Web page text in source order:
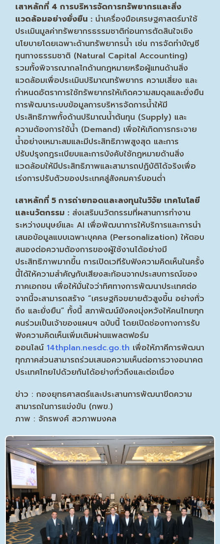
เสาหลักที่ 4 การบริหารจัดการทรัพยากรและสิ่ง
แวดล้อมอย่างยั่งยืน : นำเครื่องมือเศรษฐศาสตร์มาใช้
ประเมินมูลค่าทรัพยากรธรรมชาติก่อนการตัดสินใจเชิง
นโยบายโดยเฉพาะด้านทรัพยากรน้ำ เช่น การจัดทำบัญชี
ทุนทางธรรมชาติ (Natural Capital Accounting)
รวมทั้งพิจารณากลไกด้านกฎหมายหรือผู้แทนด้านสิ่ง
แวดล้อมเพื่อประเมินปริมาณทรัพยากร ความเสี่ยง และ
กำหนดอัตราการใช้ทรัพยากรให้เกิดความสมดุลและยั่งยืน
การพัฒนาระบบข้อมูลการบริหารจัดการน้ำให้มี
ประสิทธิภาพทั้งด้านปริมาณน้ำต้นทุน (Supply) และ
ความต้องการใช้น้ำ (Demand) เพื่อให้เกิดการกระจาย
น้ำอย่างเหมาะสมและมีประสิทธิภาพสูงสุด และการ
ปรับปรุงกฎระเบียบและการบังคับใช้กฎหมายด้านสิ่ง
แวดล้อมให้มีประสิทธิภาพและสามารถปฏิบัติได้จริงเพื่อ
เร่งการปรับตัวของประเทศสู่สังคมคาร์บอนต่ำ
เสาหลักที่ 5 การถ่ายทอดและลงทุนในวิจัย เทคโนโลยี
และนวัตกรรม : ส่งเสริมนวัตกรรมที่ผสานการทำงาน
ระหว่างมนุษย์และ AI เพื่อพัฒนาการให้บริการและการนำ
เสนอข้อมูลแบบเฉพาะบุคคล (Personalization) ให้ตอบ
สนองต่อความต้องการของผู้ใช้งานได้อย่างมี
ประสิทธิภาพมากขึ้น การเปิดเวทีรับฟังความคิดเห็นในครั้ง
นี้ได้ให้ความสำคัญกับเสียงสะท้อนจากประสบการณ์ของ
ภาคเอกชน เพื่อให้มั่นใจว่าทิศทางการพัฒนาประเทศต่อ
จากนี้จะสามารถสร้าง “เศรษฐกิจขยายตัวสูงขึ้น อย่างทั่ว
ถึง และยั่งยืน” ทั้งนี้ สภาพัฒน์ยังคงมุ่งหวังให้คนไทยทุก
คนร่วมเป็นเจ้าของแผนฯ ฉบับนี้ โดยเปิดช่องทางการรับ
ฟังความคิดเห็นเพิ่มเติมผ่านแพลตฟอร์ม
ออนไลน์14thplan.nesdc.go.th เพื่อให้ภาคีการพัฒนา
ทุกภาคส่วนสามารถร่วมเสนอความเห็นต่อการวางอนาคต
ประเทศไทยไปด้วยกันได้อย่างทั่วถึงและต่อเนื่อง
ข่าว : กองยุทธศาสตร์และประสานการพัฒนาขีดความ
สามารถในการแข่งขัน (กพข.)
ภาพ : จักรพงศ์ สวภาพมงคล